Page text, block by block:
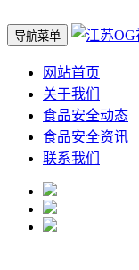
导航菜单
网站首页
关于我们
食品安全动态
食品安全资讯
联系我们